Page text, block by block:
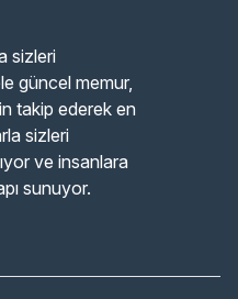
sizleri
güncel memur,
takip ederek en
sizleri
ve insanlara
sunuyor.